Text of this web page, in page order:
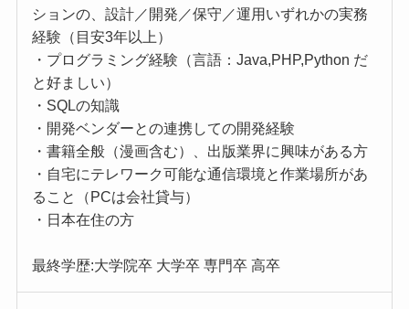
ションの、設計／開発／保守／運用いずれかの実務
経験（目安3年以上）
・プログラミング経験（言語：Java,PHP,Python だ
と好ましい）
・SQLの知識
・開発ベンダーとの連携しての開発経験
・書籍全般（漫画含む）、出版業界に興味がある方
・自宅にテレワーク可能な通信環境と作業場所があ
ること（PCは会社貸与）
・日本在住の方
最終学歴:大学院卒 大学卒 専門卒 高卒